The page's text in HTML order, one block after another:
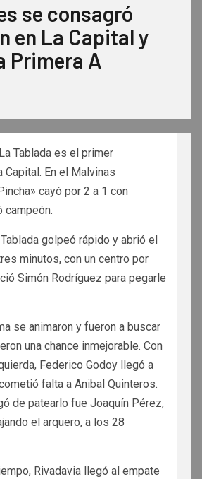
se consagró
en La Capital y
Primera A
Tablada es el primer
Capital. En el Malvinas
cayó por 2 a 1 con
campeón.
golpeó rápido y abrió el
minutos, con un centro por
Simón Rodríguez para pegarle
se animaron y fueron a buscar
una chance inmejorable. Con
Federico Godoy llegó a
falta a Anibal Quinteros.
de patearlo fue Joaquín Pérez,
el arquero, a los 28
Rivadavia llegó al empate